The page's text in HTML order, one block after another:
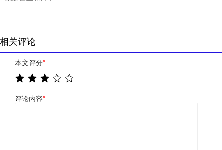
相关评论
本文评分*
评论内容*